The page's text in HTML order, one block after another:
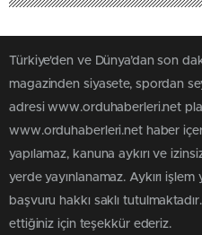
Türkiye'den ve Dünya’dan son
magazinden siyasete, spordan
adresi www.orduhaberleri.net
www.orduhaberleri.net haber
yapılamaz, kanuna aykırı ve
yerde yayınlanamaz. Aykırı
başvuru hakkı saklı
ettiğiniz için teşekkür ederiz.